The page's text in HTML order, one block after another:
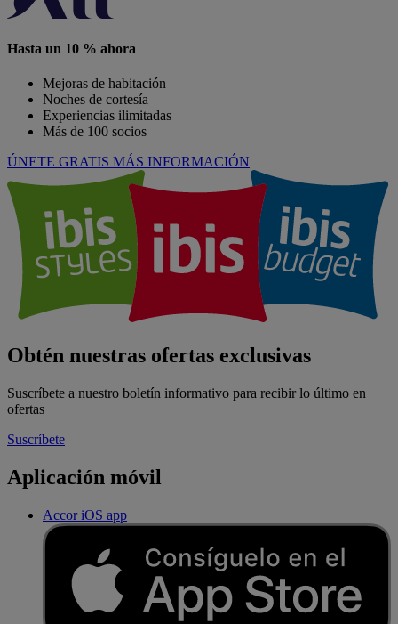
Hasta un 10 % ahora
Mejoras de habitación
Noches de cortesía
Experiencias ilimitadas
Más de 100 socios
ÚNETE GRATIS MÁS INFORMACIÓN
Obtén nuestras ofertas exclusivas
Suscríbete a nuestro boletín informativo para recibir lo último en
ofertas
Suscríbete
Aplicación móvil
Accor iOS app